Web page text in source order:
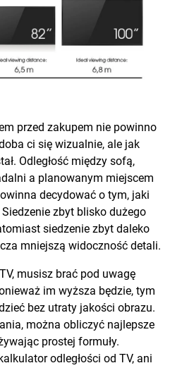
przed zakupem nie powinno
ci się wizualnie, ale jak
Odległość między sofą,
a planowanym miejscem
decydować o tym, jaki
zbyt blisko dużego
siedzenie zbyt daleko
mniejszą widoczność detali.
musisz brać pod uwagę
im wyższa będzie, tym
bez utraty jakości obrazu.
można obliczyć najlepsze
prostej formuły.
odległości od TV, ani